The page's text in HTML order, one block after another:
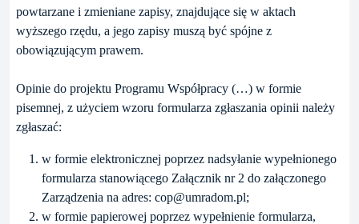
powtarzane i zmieniane zapisy, znajdujące się w aktach
wyższego rzędu, a jego zapisy muszą być spójne z
obowiązującym prawem.
Opinie do projektu Programu Współpracy (…) w formie
pisemnej, z użyciem wzoru formularza zgłaszania opinii należy
zgłaszać:
w formie elektronicznej poprzez nadsyłanie wypełnionego
formularza stanowiącego Załącznik nr 2 do załączonego
Zarządzenia na adres: cop@umradom.pl;
w formie papierowej poprzez wypełnienie formularza,